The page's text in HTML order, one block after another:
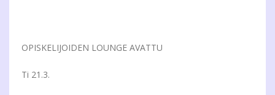
OPISKELIJOIDEN LOUNGE AVATTU
Ti 21.3.